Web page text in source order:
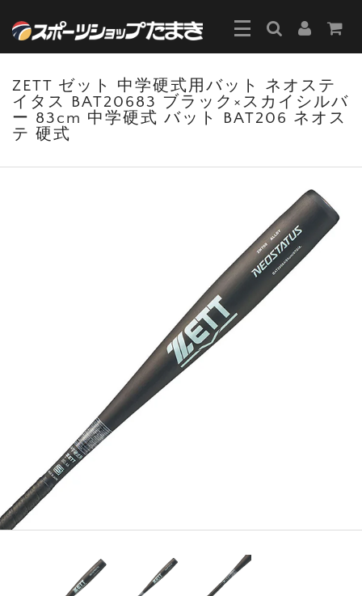
ZETT ゼット 中学硬式用バット ネオステ
イタス BAT20683 ブラック×スカイシルバ
ー 83cm 中学硬式 バット BAT206 ネオス
テ 硬式